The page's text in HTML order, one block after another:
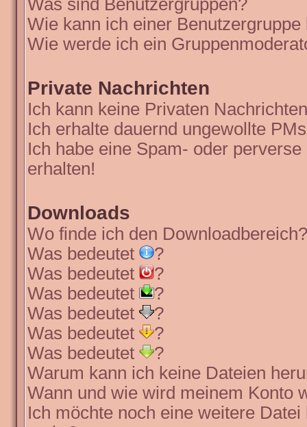
Was sind Benutzergruppen?
Wie kann ich einer Benutzergruppe
Wie werde ich ein
Private Nachrichten
Ich kann keine Privaten
Ich erhalte dauernd ungewollte
Ich habe eine Spam- oder
erhalten!
Downloads
Wo finde ich den Downloadbereich?
Was bedeutet
?
Was bedeutet
?
Was bedeutet
?
Was bedeutet
?
Was bedeutet
?
Was bedeutet
?
Warum kann ich keine Dateien
Wann und wie wird meinem Konto
Ich möchte noch eine weitere